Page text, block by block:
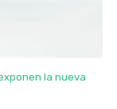
la nueva